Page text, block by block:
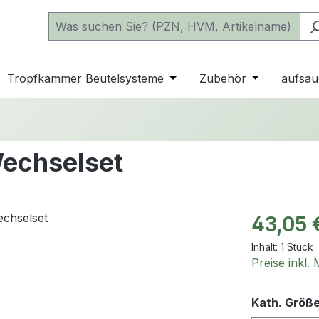
der Kategorie Katheter
oder Schließe das Dropdown der Kategorie einfache
Tropfkammer Beutelsysteme Öffne oder Schließe das
Zubehör Öffne oder
Regulärer
43,05
Inhalt: 1 Stück
Preise inkl.
Kath.